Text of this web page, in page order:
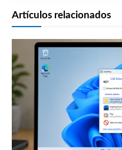
Artículos relacionados